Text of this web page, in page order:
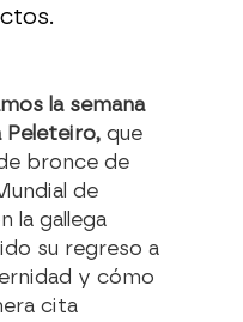
la semana
Peleteiro,que
bronce de
de
la gallega
su regreso a
y cómo
cita